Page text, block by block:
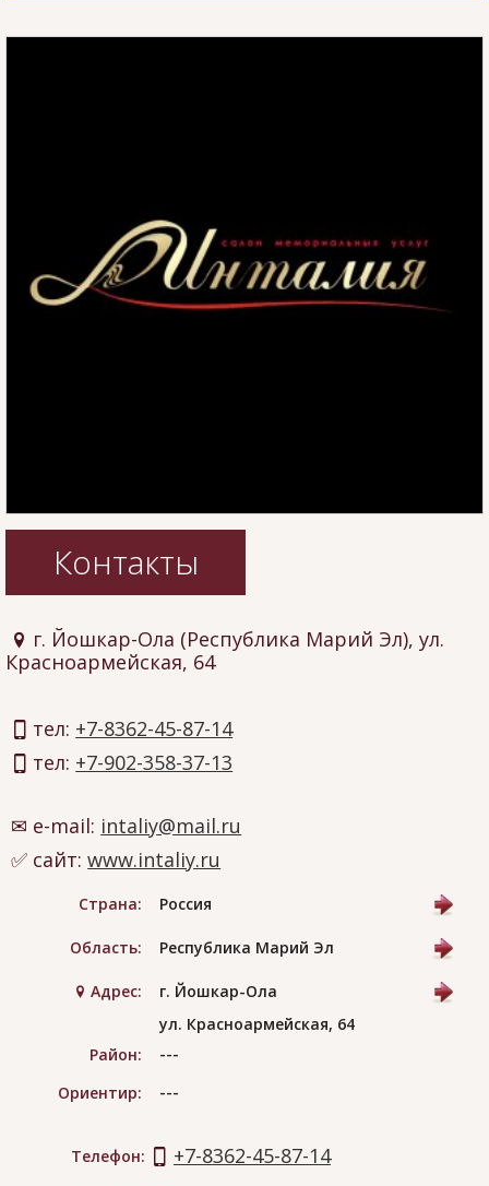
Контакты
г. Йошкар-Ола (Республика Марий Эл), ул.
Красноармейская, 64
тел: +7-8362-45-87-14
тел: +7-902-358-37-13
e-mail: intaliy@mail.ru
сайт:www.intaliy.ru
Страна: Россия
Область: Республика Марий Эл
Адрес:
г. Йошкар-Ола
ул. Красноармейская, 64
Район:
---
Ориентир:
---
Телефон: +7-8362-45-87-14